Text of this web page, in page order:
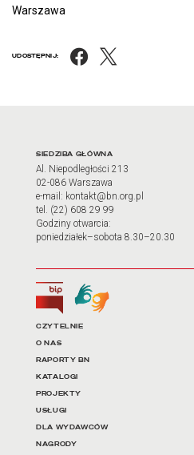
Warszawa
UDOSTĘPNIJ: Facebook
Adres oraz
SIEDZIBA GŁÓWNA
Al. Niepodległości 213
02-086 Warszawa
e-mail: kontakt@bn.org.pl
tel. (22) 608 29 99
Godziny otwarcia:
poniedziałek–sobota 8.30–20.30
Biuletyn Informacji Publicznej
Tłumacz języka migowego
Linki do
CZYTELNIE
O NAS
RAPORTY BN
KATALOGI
PROJEKTY
USŁUGI
DLA WYDAWCÓW
NAGRODY